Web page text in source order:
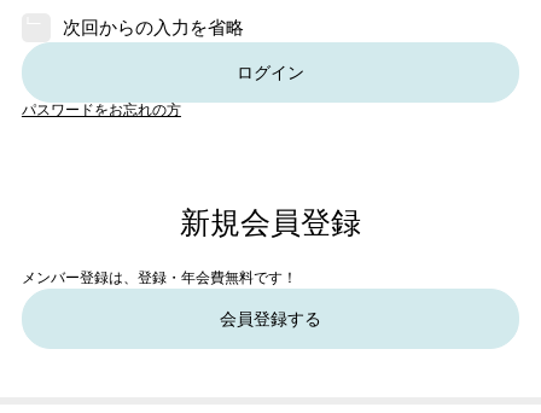
次回からの入力を省略
ログイン
パスワードをお忘れの方
新規会員登録
メンバー登録は、登録・年会費無料です！
会員登録する